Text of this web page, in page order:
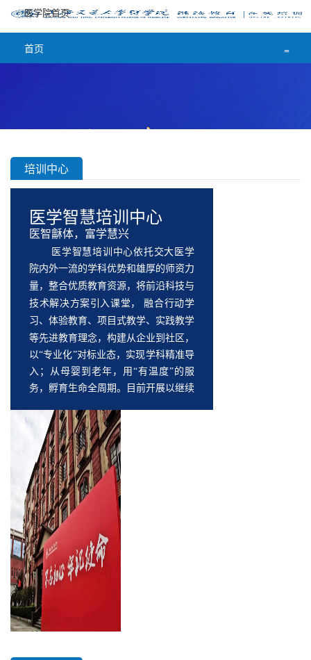
医学院首页 =
首页 =
培训中心
医学智慧培训中心
医智龢体， 富学慧兴
医学智慧培训中心依托交大医学
院内外一流的学科优势和雄厚的师资力
量，整合优质教育资源，将前沿科技与
技术解决方案引入课堂，
融合行动学
习、体验教育、项目式教学、实践教学
等先进教育理念， 构建从企业到社区，
以“专业化”对标业态，实现学科精准导
入；从母婴到老年，用“有温度”的服
务，孵育生命全周期。目前开展以继续
业类岗位专业化能力认证、校企合作专
项等医药健康从业人员专业化培训，社
区健康教育、医学健康科普等全民普识
化培训为主的创新型智慧医学教育
训。